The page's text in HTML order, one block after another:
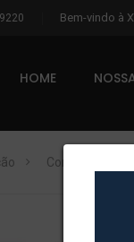
Bem-vindo à
HOME
Construção Civil